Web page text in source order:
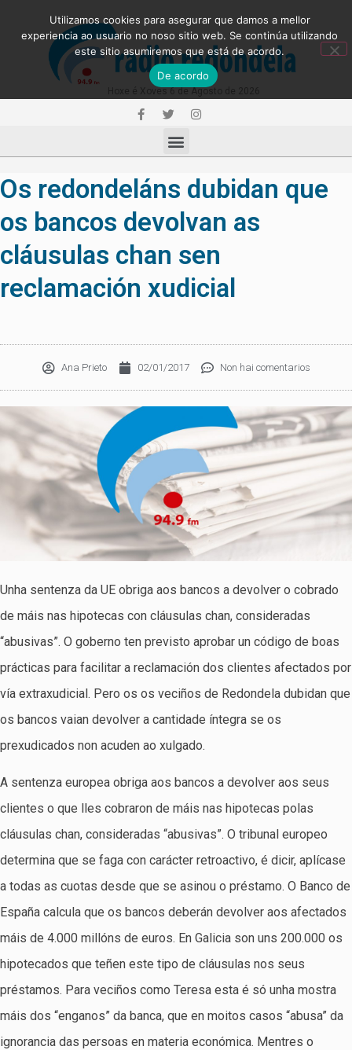
Os redondeláns dubidan que
os bancos devolvan as
cláusulas chan sen
reclamación xudicial
Ana Prieto 02/01/2017 Non hai comentarios
Unha sentenza da UE obriga aos bancos a devolver o cobrado
de máis nas hipotecas con cláusulas chan, consideradas
“abusivas”. O goberno ten previsto aprobar un código de boas
prácticas para facilitar a reclamación dos clientes afectados por
vía extraxudicial. Pero os os veciños de Redondela dubidan que
os bancos vaian devolver a cantidade íntegra se os
prexudicados non acuden ao xulgado.
A sentenza europea obriga aos bancos a devolver aos seus
clientes o que lles cobraron de máis nas hipotecas polas
cláusulas chan, consideradas “abusivas”. O tribunal europeo
determina que se faga con carácter retroactivo, é dicir, aplícase
a todas as cuotas desde que se asinou o préstamo. O Banco de
España calcula que os bancos deberán devolver aos afectados
máis de 4.000 millóns de euros. En Galicia son uns 200.000 os
hipotecados que teñen este tipo de cláusulas nos seus
préstamos. Para veciños como Teresa esta é só unha mostra
máis dos “enganos” da banca, que en moitos casos “abusa” da
ignorancia das persoas en materia económica. Mentres o
Utilizamos cookies para asegurar que damos a mellor
experiencia ao usuario no noso sitio web. Se continúa utilizando
este sitio asumiremos que está de acordo.
De acordo